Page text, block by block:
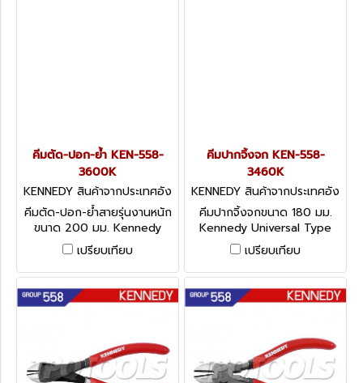
คีมตัด-ปอก-ย้่ำ KEN-558-
3600K
KENNEDY สินค้าจากประเทศอัง
กฤษ-1
คีมตัด-ปอก-ย้่ำสายรุ่นงานหนัก
ขนาด 200 มม. Kennedy
Heavy-Duty Wire Strippers
เปรียบเทียบ
คีมปากจิ้งจก KEN-558-
3460K
KENNEDY สินค้าจากประเทศอัง
กฤษ-1
คีมปากจิ้งจกขนาด 180 มม.
Kennedy Universal Type
Combination Pliers with
Joint Cutter
เปรียบเทียบ